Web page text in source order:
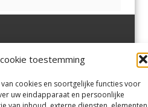
toestemming
cookies en soortgelijke functies voor
uw eindapparaat en persoonlijke
Velserbroek,Velsen-Zuid,
Zuid,Driehuisen
Spaarnwoude.